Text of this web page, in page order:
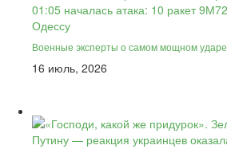
Военные эксперты о самом мощном ударе
16 июль, 2026